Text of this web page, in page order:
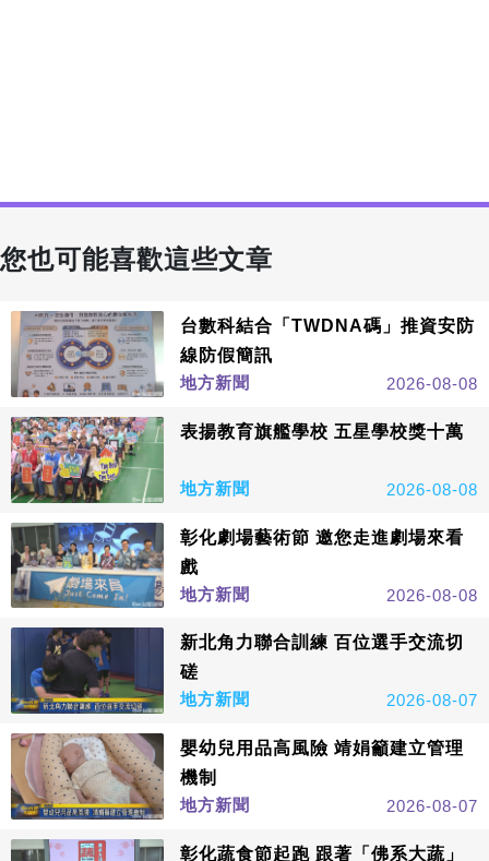
您也可能喜歡這些文章
台數科結合「TWDNA碼」推資安防
線防假簡訊
地方新聞
2026-08-08
表揚教育旗艦學校 五星學校獎十萬
地方新聞 2026-08-08
彰化劇場藝術節 邀您走進劇場來看
戲
地方新聞
2026-08-08
新北角力聯合訓練 百位選手交流切
磋
地方新聞
2026-08-07
嬰幼兒用品高風險 靖娟籲建立管理
機制
地方新聞
2026-08-07
彰化蔬食節起跑 跟著「佛系大蔬」